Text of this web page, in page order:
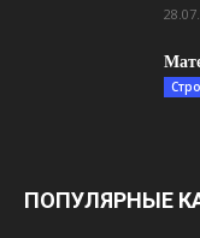
ПОПУЛЯРНЫЕ